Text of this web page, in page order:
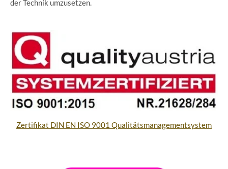
der Technik umzusetzen.
Zertifikat DIN EN ISO 9001 Qualitätsmanagementsystem